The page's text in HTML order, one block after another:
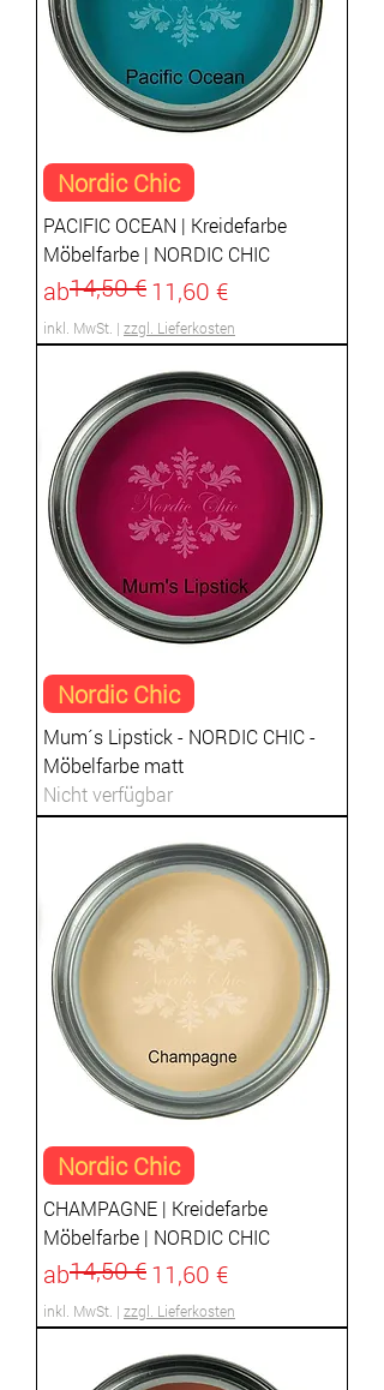
Nordic Chic
PACIFIC OCEAN | Kreidefarbe
Möbelfarbe | NORDIC CHIC
ab
Standardpreis
14,50 €11,60 €
Sale-Preis
inkl. MwSt. | zzgl. Lieferkosten
Nordic Chic
Mum´s Lipstick - NORDIC CHIC -
Möbelfarbe matt
Nicht verfügbar
Nordic Chic
CHAMPAGNE | Kreidefarbe
Möbelfarbe | NORDIC CHIC
ab
Standardpreis
14,50 €11,60 €
Sale-Preis
inkl. MwSt. | zzgl. Lieferkosten